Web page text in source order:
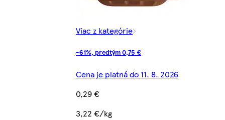
Viac z kategórie
-61%, predtým 0,75 €
Cena je platná do 11. 8. 2026
0,29 €
3,22 €/kg